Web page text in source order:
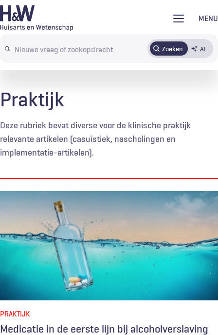
Overslaan
en
de
MENU
Search
terms
Zoeken AI
AbonnerenTijdschrift Inloggen
Praktijk
Deze rubriek bevat diverse voor de klinische praktijk
relevante artikelen (casuïstiek, nascholingen en
implementatie-artikelen).
Medicatie in de eerste lijn bij alcoholverslaving
PRAKTIJK